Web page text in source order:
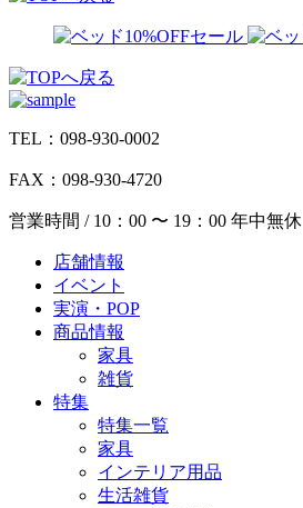
TEL：098-930-0002
FAX：098-930-4720
営業時間 / 10：00 〜 19：00 年中無休
店舗情報
イベント
実演・POP
商品情報
家具
雑貨
特集
特集一覧
家具
インテリア用品
生活雑貨